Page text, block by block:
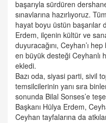
başarıyla sürdüren
sınavlarına hazırlıyoruz.
hayat boyu üstün başarılar
Erdem, ilçenin kültür ve
duyuracağını, Ceyhan’ı
en büyük desteği Ceyhanlı
ekledi.
Bazı oda, siyasi parti, sivil
temsilcilerinin yanı sıra
sonunda Bilal Sonses’e
Başkanı Hülya Erdem,
Ceyhan tayfalarına da